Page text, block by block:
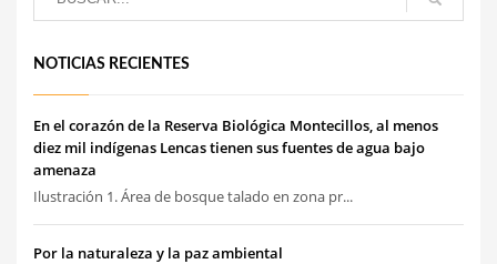
NOTICIAS RECIENTES
En el corazón de la Reserva Biológica Montecillos, al menos
diez mil indígenas Lencas tienen sus fuentes de agua bajo
amenaza
Ilustración 1. Área de bosque talado en zona pr...
Por la naturaleza y la paz ambiental